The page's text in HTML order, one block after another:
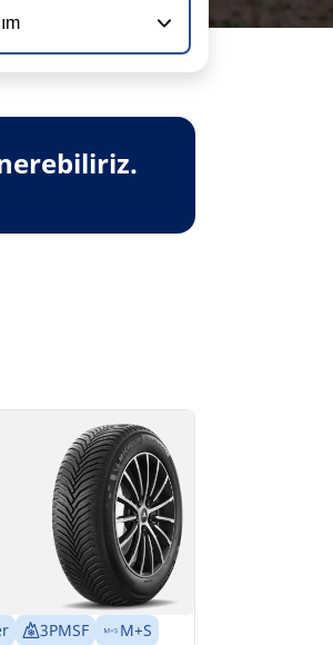
3PMSF
M+S